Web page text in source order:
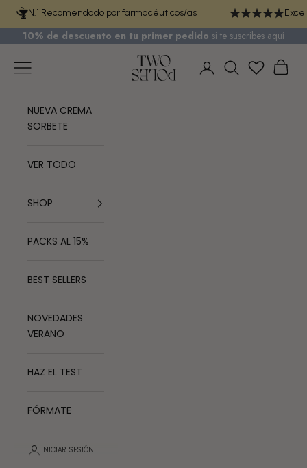
Ir al contenidoN.1 Recomendado por farmacéuticos/as
10% de descuento en tu primer pedido si te suscribes aquí
TWO POLES COSMETICS
Menú
Iniciar sesión
Buscar
NUEVA CREMA
SORBETE
VER TODO
SHOP
PACKS AL 15%
BEST SELLERS
NOVEDADES
VERANO
HAZ EL TEST
FÓRMATE
INICIAR SESIÓN